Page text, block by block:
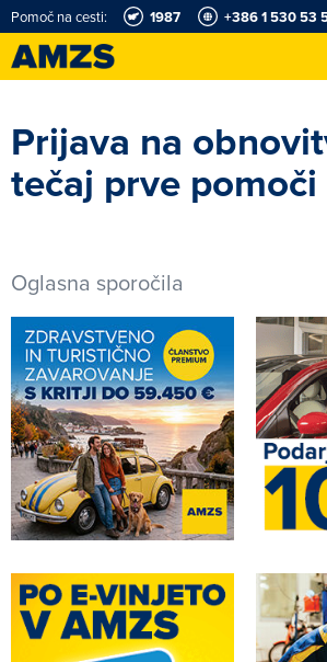
Pomoč na cesti: 1987 +386 1 530 53
Prijava na
tečaj prve pomoči
Oglasna sporočila